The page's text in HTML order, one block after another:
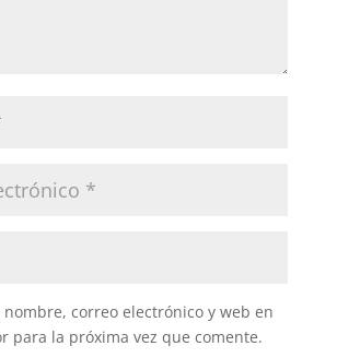
nombre, correo electrónico y web en
para la próxima vez que comente.